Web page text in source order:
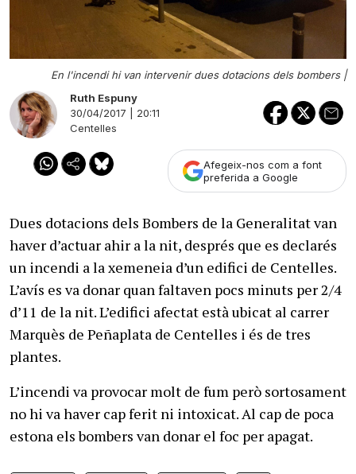
En l'incendi hi van intervenir dues dotacions dels bombers |
Ruth Espuny
30/04/2017 | 20:11
Centelles
Afegeix-nos com a font
preferida a Google
Dues dotacions dels Bombers de la Generalitat van
haver d’actuar ahir a la nit, després que es declarés
un incendi a la xemeneia d’un edifici de Centelles.
L’avís es va donar quan faltaven pocs minuts per 2/4
d’11 de la nit. L’edifici afectat està ubicat al carrer
Marquès de Peñaplata de Centelles i és de tres
plantes.
L’incendi va provocar molt de fum però sortosament
no hi va haver cap ferit ni intoxicat. Al cap de poca
estona els bombers van donar el foc per apagat.